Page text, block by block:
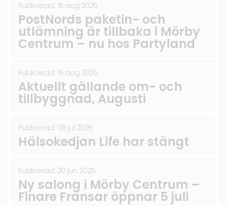
Publicerad: 15 aug 2025
PostNords paketin- och
utlämning är tillbaka i Mörby
Centrum – nu hos Partyland
Publicerad: 15 aug 2025
Aktuellt gällande om- och
tillbyggnad, Augusti
Publicerad: 08 jul 2025
Hälsokedjan Life har stängt
Publicerad: 30 jun 2025
Ny salong i Mörby Centrum –
Finare Fransar öppnar 5 juli